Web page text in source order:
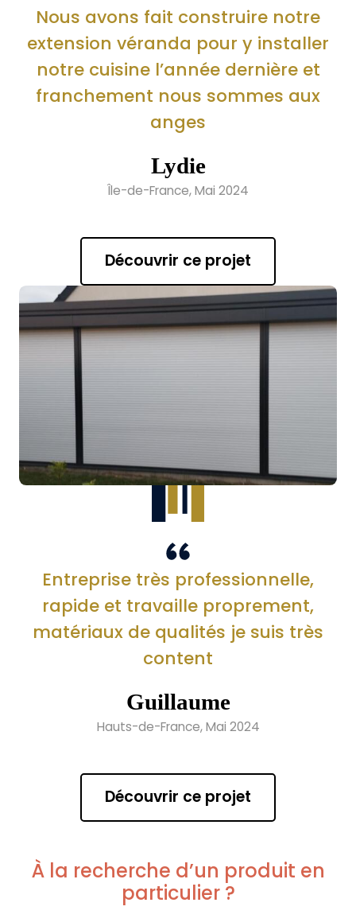
Nous avons fait construire notre
extension véranda pour y installer
notre cuisine l’année dernière et
franchement nous sommes aux
anges
Lydie
Île-de-France, Mai 2024
Découvrir ce projet
Entreprise très professionnelle,
rapide et travaille proprement,
matériaux de qualités je suis très
content
Guillaume
Hauts-de-France, Mai 2024
Découvrir ce projet
À la recherche d’un produit en
particulier ?